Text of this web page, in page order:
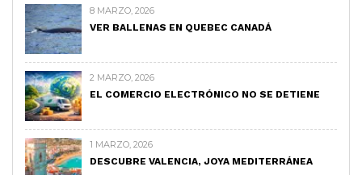
8 MARZO, 2026
VER BALLENAS EN QUEBEC CANADÁ
2 MARZO, 2026
EL COMERCIO ELECTRÓNICO NO SE DETIENE
1 MARZO, 2026
DESCUBRE VALENCIA, JOYA MEDITERRÁNEA